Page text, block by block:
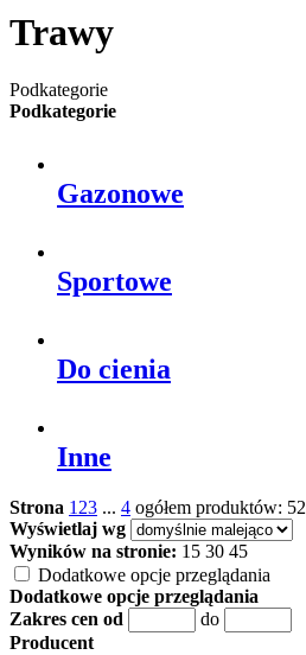
Trawy
Podkategorie
Podkategorie
Gazonowe
Sportowe
Do cienia
Inne
Strona 1 23 ... 4 ogółem produktów: 52
Wyświetlaj wg
Wyników na stronie: 15 30 45
Dodatkowe opcje przeglądania
Dodatkowe opcje przeglądania
Zakres cen od
do
Producent